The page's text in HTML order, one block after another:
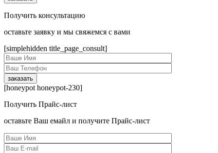
Получить консультацию
оcтавьте заявку и мы свяжемся с вами
[simplehidden title_page_consult]
[honeypot honeypot-230]
Получить Прайс-лист
оcтавьте Ваш емайл и получите Прайс-лист